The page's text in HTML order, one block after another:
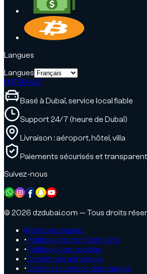
Langues
Langues
EN FRRUAR
Basé à Dubaï, service local fiable
Support 24/7 (heure de Dubaï)
Livraison : aéroport, hôtel, villa
Paiements sécurisés et
Suivez-nous
© 2026 dzdubai.com — Tous droits
Mentions légales
•Politique de confidentialité
•Politique des cookies
•Conditions générales
•Droits et licences des images